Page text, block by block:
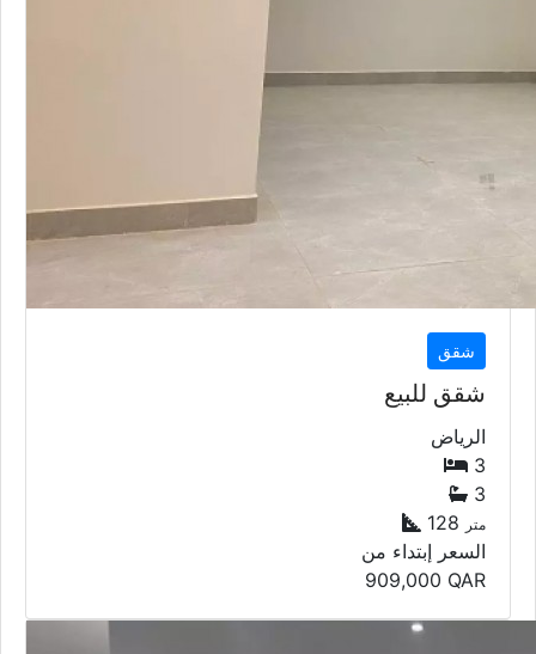
شقق
شقق للبيع
الرياض
3
3
128 متر
السعر إبتداء من
909,000 QAR